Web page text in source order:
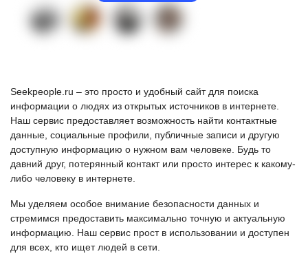
Seekpeople.ru – это просто и удобный сайт для поиска
информации о людях из открытых источников в интернете.
Наш сервис предоставляет возможность найти контактные
данные, социальные профили, публичные записи и другую
доступную информацию о нужном вам человеке. Будь то
давний друг, потерянный контакт или просто интерес к какому-
либо человеку в интернете.
Мы уделяем особое внимание безопасности данных и
стремимся предоставить максимально точную и актуальную
информацию. Наш сервис прост в использовании и доступен
для всех, кто ищет людей в сети.